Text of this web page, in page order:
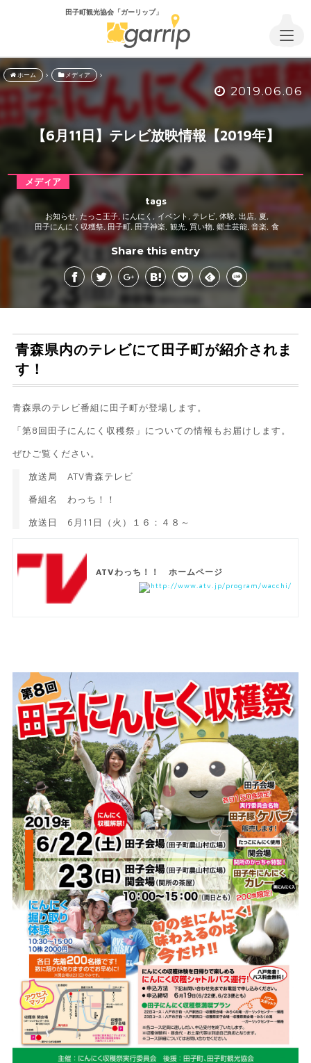
田子町観光協会「ガーリップ」
ホーム メディア
2019.06.06
【6月11日】テレビ放映情報【2019年】
メディア
tags
お知らせ, たっこ王子, にんにく イベント テレビ, 体験 出店 夏
田子にんにく収穫祭, 田子町 田子神楽 観光, 買い物, 郷土芸能 音楽 食
Share this entry
青森県内のテレビにて田子町が紹介されま
す！
青森県のテレビ番組に田子町が登場します。
「第8回田子にんにく収穫祭」についての情報もお届けします。
ぜひご覧ください。
放送局 ATV青森テレビ
番組名 わっち！！
放送日 6月11日（火）１６：４８～
ATVわっち！！ ホームページ
http://www.atv.jp/program/wacchi/